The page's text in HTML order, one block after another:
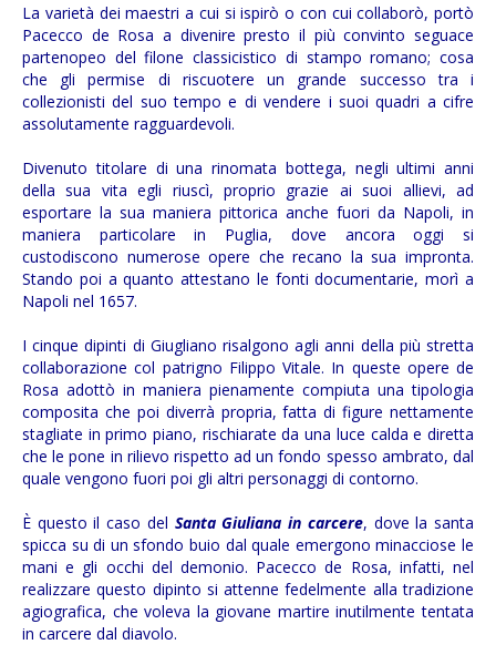
La varietà dei maestri a cui si ispirò o con cui collaborò, portò
Pacecco de Rosa a divenire presto il più convinto seguace
partenopeo del filone classicistico di stampo romano; cosa
che gli permise di riscuotere un grande successo tra i
collezionisti del suo tempo e di vendere i suoi quadri a cifre
assolutamente ragguardevoli.
Divenuto titolare di una rinomata bottega, negli ultimi anni
della sua vita egli riuscì, proprio grazie ai suoi allievi, ad
esportare la sua maniera pittorica anche fuori da Napoli, in
maniera particolare in Puglia, dove ancora oggi si
custodiscono numerose opere che recano la sua impronta.
Stando poi a quanto attestano le fonti documentarie, morì a
Napoli nel 1657.
I cinque dipinti di Giugliano risalgono agli anni della più stretta
collaborazione col patrigno Filippo Vitale. In queste opere de
Rosa adottò in maniera pienamente compiuta una tipologia
composita che poi diverrà propria, fatta di figure nettamente
stagliate in primo piano, rischiarate da una luce calda e diretta
che le pone in rilievo rispetto ad un fondo spesso ambrato, dal
quale vengono fuori poi gli altri personaggi di contorno.
È questo il caso del Santa Giuliana in carcere, dove la santa
spicca su di un sfondo buio dal quale emergono minacciose le
mani e gli occhi del demonio. Pacecco de Rosa, infatti, nel
realizzare questo dipinto si attenne fedelmente alla tradizione
agiografica, che voleva la giovane martire inutilmente tentata
in carcere dal diavolo.